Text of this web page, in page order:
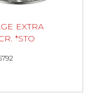
EXTRA
*STO